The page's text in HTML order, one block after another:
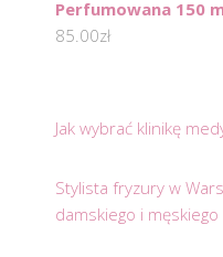
Perfumowana 150
85.00zł
Jak wybrać klinikę
Stylista fryzury w
damskiego i męskiego